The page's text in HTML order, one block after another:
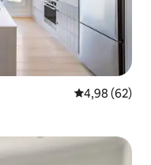
Évaluation
4,98 (62)